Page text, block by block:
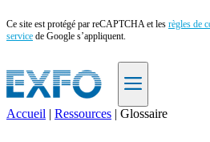
Ce site est protégé par reCAPTCHA et les règles de
service de Google s’appliquent.
Accueil | Ressources | Glossaire